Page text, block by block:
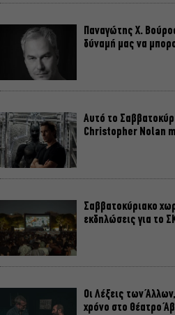
Παναγώτης Χ.
δύναμή μας να
Αυτό το
Christopher Nolan
Σαββατοκύριακο
εκδηλώσεις για το
Οι Λέξεις των
χρόνο στο Θέατρο